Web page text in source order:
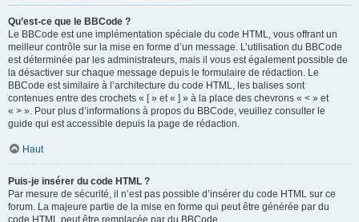
Qu’est-ce que le BBCode ?
Le BBCode est une implémentation spéciale du code HTML, vous offrant un
meilleur contrôle sur la mise en forme d’un message. L’utilisation du BBCode
est déterminée par les administrateurs, mais il vous est également possible de
la désactiver sur chaque message depuis le formulaire de rédaction. Le
BBCode est similaire à l’architecture du code HTML, les balises sont
contenues entre des crochets « [ » et « ] » à la place des chevrons « < » et
« > ». Pour plus d’informations à propos du BBCode, veuillez consulter le
guide qui est accessible depuis la page de rédaction.
Haut
Puis-je insérer du code HTML ?
Par mesure de sécurité, il n’est pas possible d’insérer du code HTML sur ce
forum. La majeure partie de la mise en forme qui peut être générée par du
code HTML peut être remplacée par du BBCode.